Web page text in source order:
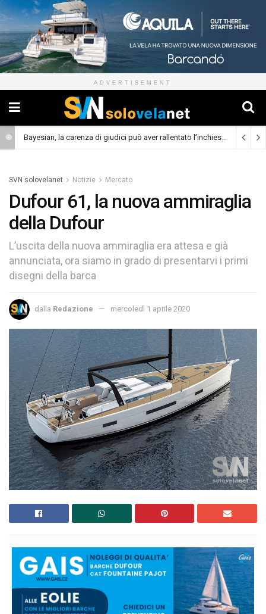
ADVERTISEMENT
Bayesian, la carenza di giudici può aver rallentato l’inchiesta (Cronaca)
SVN solovelanet Notizie Mercato
Dufour 61, la nuova ammiraglia
della Dufour
L’uscita della nuova ammiraglia era attesa e già
annunciata, ora siamo in grado di presentarvi i primi
disegni della barca
dalla Redazione mercoledì 1 aprile 2020